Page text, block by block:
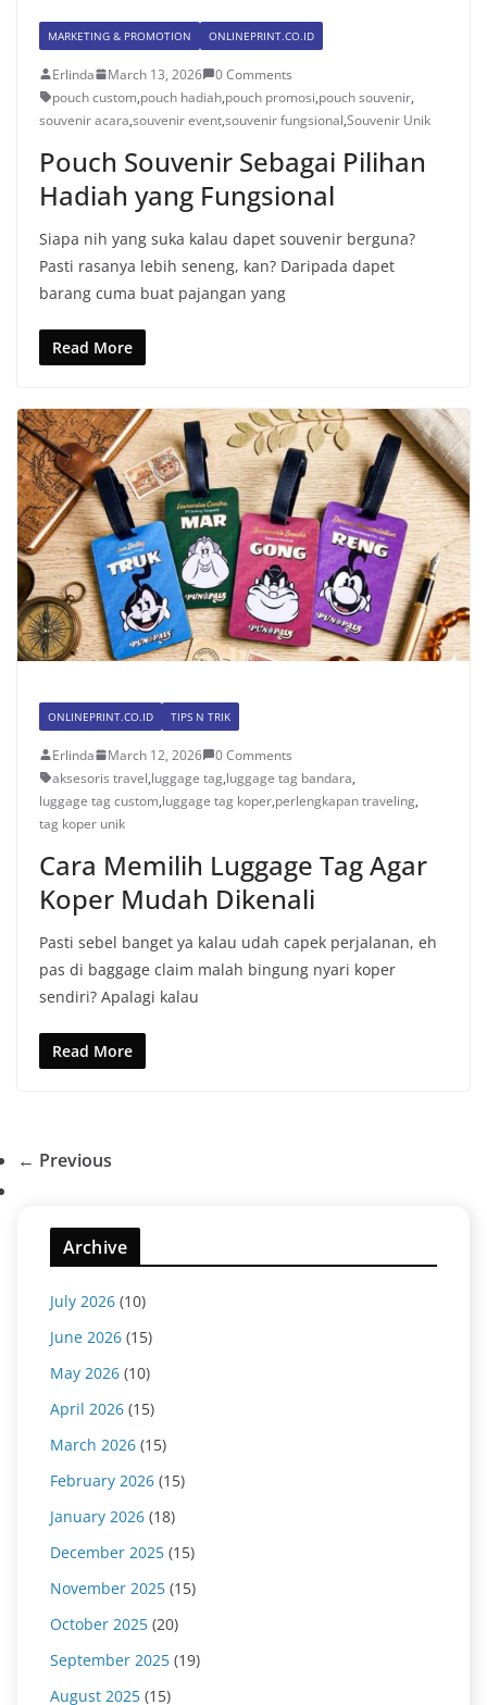
MARKETING & PROMOTION ONLINEPRINT.CO.ID
Erlinda March 13, 2026
0 Comments
pouch custom,pouch hadiah,pouch promosi,pouch souvenir,
souvenir acara,souvenir event,souvenir fungsional,Souvenir Unik
Pouch Souvenir Sebagai Pilihan
Hadiah yang Fungsional
Siapa nih yang suka kalau dapet souvenir berguna?
Pasti rasanya lebih seneng, kan? Daripada dapet
barang cuma buat pajangan yang
Read More
ONLINEPRINT.CO.ID TIPS N TRIK
Erlinda March 12, 2026
0 Comments
aksesoris travel,luggage tag,luggage tag bandara,
luggage tag custom,luggage tag koper,perlengkapan traveling,
tag koper unik
Cara Memilih Luggage Tag Agar
Koper Mudah Dikenali
Pasti sebel banget ya kalau udah capek perjalanan, eh
pas di baggage claim malah bingung nyari koper
sendiri? Apalagi kalau
Read More
← Previous
Archive
July 2026 (10)
June 2026 (15)
May 2026 (10)
April 2026 (15)
March 2026 (15)
February 2026 (15)
January 2026 (18)
December 2025 (15)
November 2025 (15)
October 2025 (20)
September 2025 (19)
August 2025 (15)